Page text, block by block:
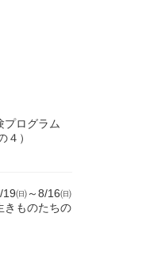
プログラム
４）
19㈰～8/16㈰
きものたちの